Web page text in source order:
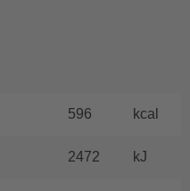
596 kcal
2472 kJ